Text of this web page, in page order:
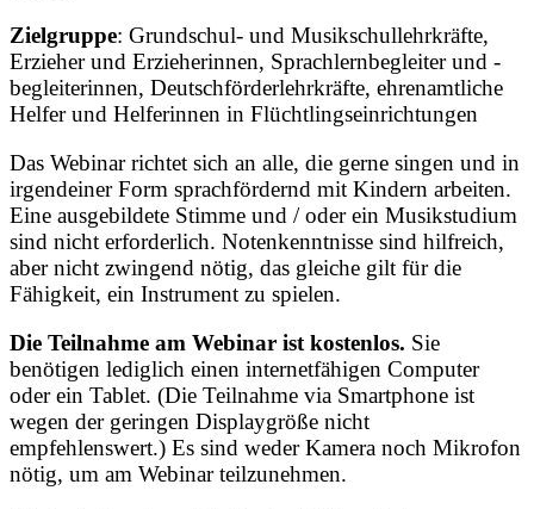
Zielgruppe: Grundschul- und Musikschullehrkräfte,
Erzieher und Erzieherinnen, Sprachlernbegleiter und -
begleiterinnen, Deutschförderlehrkräfte, ehrenamtliche
Helfer und Helferinnen in Flüchtlingseinrichtungen
Das Webinar richtet sich an alle, die gerne singen und in
irgendeiner Form sprachfördernd mit Kindern arbeiten.
Eine ausgebildete Stimme und / oder ein Musikstudium
sind nicht erforderlich. Notenkenntnisse sind hilfreich,
aber nicht zwingend nötig, das gleiche gilt für die
Fähigkeit, ein Instrument zu spielen.
Die Teilnahme am Webinar ist kostenlos. Sie
benötigen lediglich einen internetfähigen Computer
oder ein Tablet. (Die Teilnahme via Smartphone ist
wegen der geringen Displaygröße nicht
empfehlenswert.) Es sind weder Kamera noch Mikrofon
nötig, um am Webinar teilzunehmen.